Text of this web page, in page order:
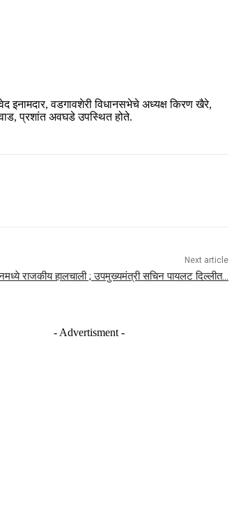
इनामदार, वडगावशेरी विधानसभेचे अध्यक्ष किरण खैरे,
प्रशांत अवघडे उपस्थित होते.
Next article
राजकीय हालचाली ; उपमुख्यमंत्री सचिन पायलट दिल्लीत…
- Advertisment -